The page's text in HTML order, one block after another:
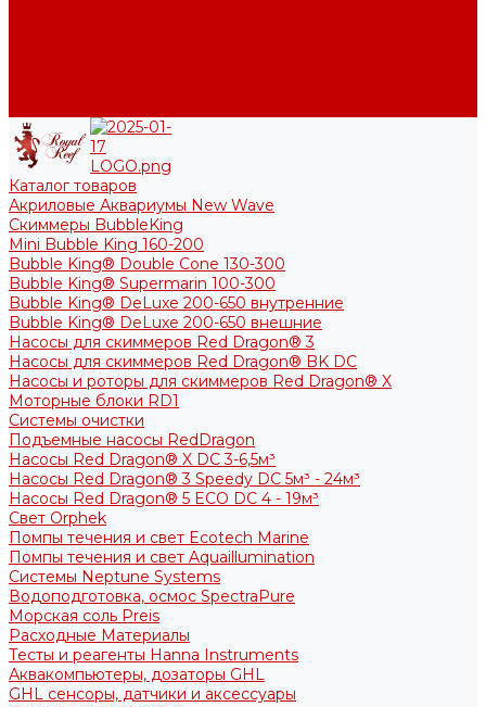
Каталог товаров
Акриловые Аквариумы New Wave
Скиммеры BubbleKing
Mini Bubble King 160-200
Bubble King® Double Cone 130-300
Bubble King® Supermarin 100-300
Bubble King® DeLuxe 200-650 внутренние
Bubble King® DeLuxe 200-650 внешние
Насосы для скиммеров Red Dragon® 3
Насосы для скиммеров Red Dragon® BK DC
Насосы и роторы для скиммеров Red Dragon® X
Моторные блоки RD1
Системы очистки
Подъемные насосы RedDragon
Насосы Red Dragon® X DC 3-6,5м³
Насосы Red Dragon® 3 Speedy DC 5м³ - 24м³
Насосы Red Dragon® 5 ECO DC 4 - 19м³
Свет Orphek
Помпы течения и свет Ecotech Marine
Помпы течения и свет Aquaillumination
Системы Neptune Systems
Водоподготовка, осмос SpectraPure
Морская соль Preis
Расходные Материалы
Тесты и реагенты Hanna Instruments
Аквакомпьютеры, дозаторы GHL
GHL сенсоры, датчики и аксессуары